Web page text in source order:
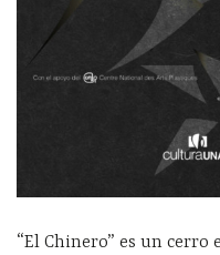
“El Chinero” es un cerro